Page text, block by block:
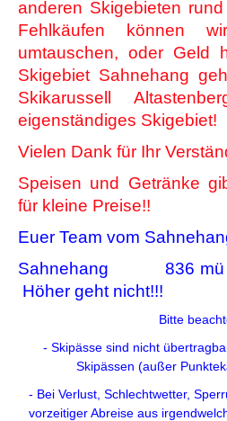
anderen Skigebieten
Fehlkäufen können
umtauschen, oder Geld
Skigebiet Sahnehang
Skikarussell
eigenständiges Skigebiet!
Vielen Dank für Ihr
Speisen und Getränke
für kleine Preise!!
Euer Team vom
Sahnehang 836
Höher geht nicht!!!
Bitte
- Skipässe sind nicht
Skipässen (außer
- Bei Verlust, Schlechtwetter,
vorzeitiger Abreise aus